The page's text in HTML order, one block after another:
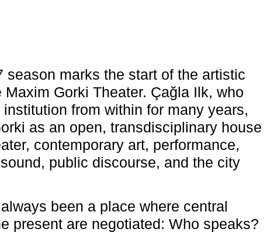
season marks the start of the artistic
Maxim Gorki Theater. Çağla Ilk, who
from within for many years,
as an open, transdisciplinary house
contemporary art, performance,
public discourse, and the city
been a place where central
present are negotiated: Who speaks?